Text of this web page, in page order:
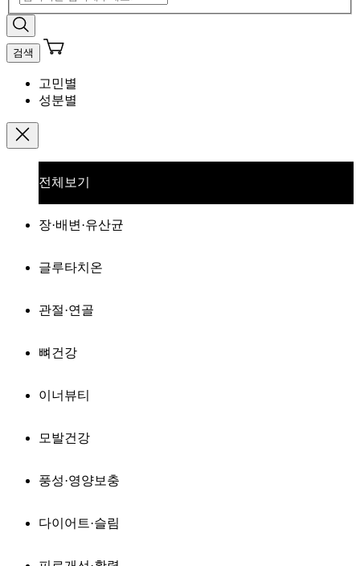
검색
고민별
성분별
전체보기
장·배변·유산균
글루타치온
관절·연골
뼈건강
이너뷰티
모발건강
풍성·영양보충
다이어트·슬림